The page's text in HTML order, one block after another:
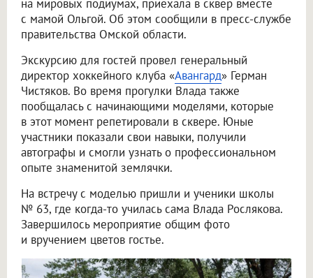
на мировых подиумах, приехала в сквер вместе
с мамой Ольгой. Об этом сообщили в пресс-службе
правительства Омской области.
Экскурсию для гостей провел генеральный
директор хоккейного клуба «Авангард» Герман
Чистяков. Во время прогулки Влада также
пообщалась с начинающими моделями, которые
в этот момент репетировали в сквере. Юные
участники показали свои навыки, получили
автографы и смогли узнать о профессиональном
опыте знаменитой землячки.
На встречу с моделью пришли и ученики школы
№ 63, где когда-то училась сама Влада Рослякова.
Завершилось мероприятие общим фото
и вручением цветов гостье.